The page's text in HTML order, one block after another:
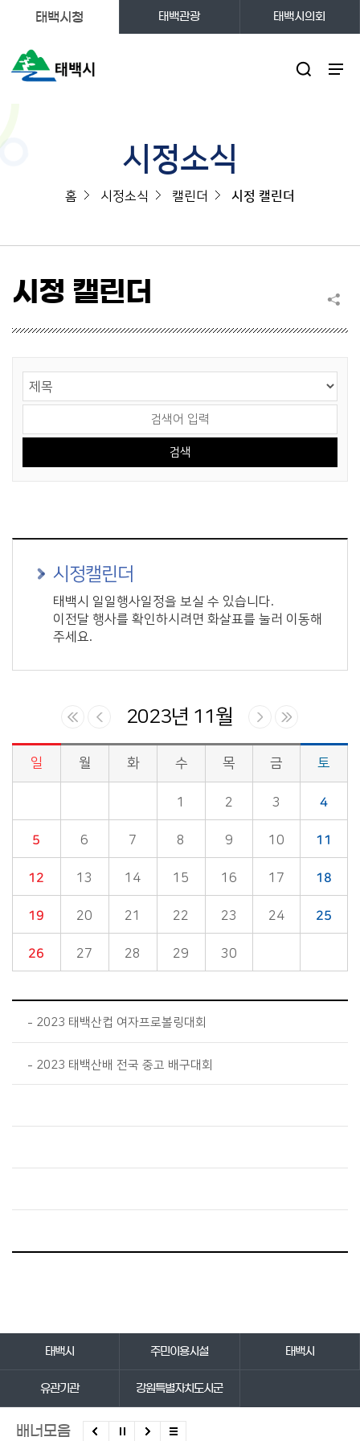
태백시청 태백관광 태백시의회
시정소식
홈 시정소식 캘린더 시정 캘린더
시정 캘린더
시정캘린더
태백시 일일행사일정을 보실 수 있습니다.
이전달 행사를 확인하시려면 화살표를 눌러 이동해
주세요.
2023년 11월
시정소식>시정 캘린더 게시판의 (2023년 11월) 달력형태로 일정명, 일정내용을 제공합니다.
일 월 화 수 목 금 토
1 2 3 4
5 6 7 8 9 10 11
12 13 14 15 16 17 18
19 20 21 22 23 24 25
26 27 28 29 30
2023 태백산컵 여자프로볼링대회
2023 태백산배 전국 중고 배구대회
태백시 주민이용시설 태백시
유관기관 강원특별자치도시군
배너모음